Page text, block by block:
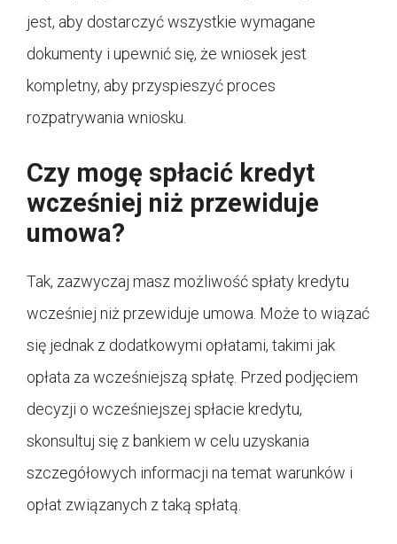
jest, aby dostarczyć wszystkie wymagane
dokumenty i upewnić się, że wniosek jest
kompletny, aby przyspieszyć proces
rozpatrywania wniosku.
Czy mogę spłacić kredyt
wcześniej niż przewiduje
umowa?
Tak, zazwyczaj masz możliwość spłaty kredytu
wcześniej niż przewiduje umowa. Może to wiązać
się jednak z dodatkowymi opłatami, takimi jak
opłata za wcześniejszą spłatę. Przed podjęciem
decyzji o wcześniejszej spłacie kredytu,
skonsultuj się z bankiem w celu uzyskania
szczegółowych informacji na temat warunków i
opłat związanych z taką spłatą.